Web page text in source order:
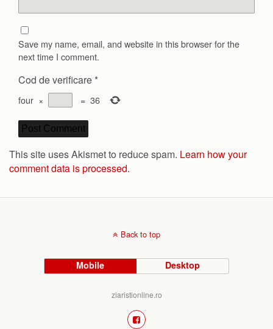
Save my name, email, and website in this browser for the
next time I comment.
Cod de verificare *
four × = 36
This site uses Akismet to reduce spam. Learn how your
comment data is processed.
Back to top
Mobile Desktop
ziaristionline.ro